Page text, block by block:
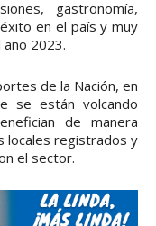
gastronomía,
en el país y muy
2023.
de la Nación, en
se están volcando
de manera
locales registrados y
el sector.